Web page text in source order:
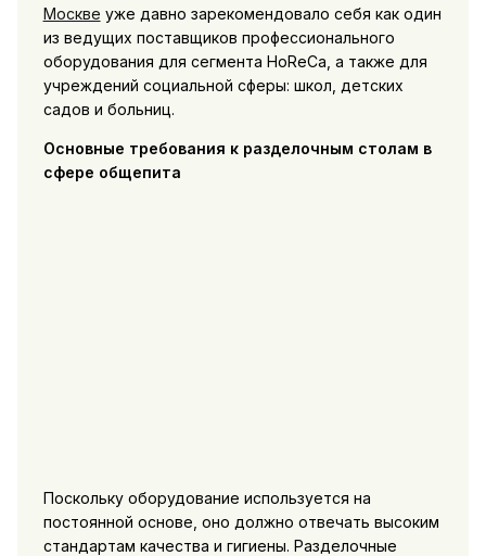
Москве уже давно зарекомендовало себя как один
из ведущих поставщиков профессионального
оборудования для сегмента HoReCa, а также для
учреждений социальной сферы: школ, детских
садов и больниц.
Основные требования к разделочным столам в
сфере общепита
Поскольку оборудование используется на
постоянной основе, оно должно отвечать высоким
стандартам качества и гигиены. Разделочные